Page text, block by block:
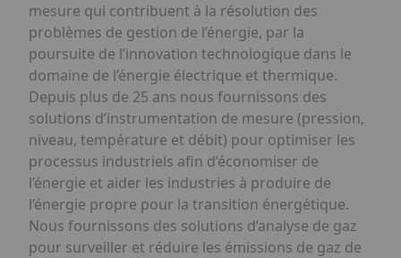
mesure qui contribuent à la résolution des
problèmes de gestion de l’énergie, par la
poursuite de l’innovation technologique dans le
domaine de l’énergie électrique et thermique.
Depuis plus de 25 ans nous fournissons des
solutions d’instrumentation de mesure (pression,
niveau, température et débit) pour optimiser les
processus industriels afin d’économiser de
l’énergie et aider les industries à produire de
l’énergie propre pour la transition énergétique.
Nous fournissons des solutions d’analyse de gaz
pour surveiller et réduire les émissions de gaz de